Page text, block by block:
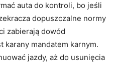
auta do kontroli, bo jeśli
dopuszczalne normy
zabierają dowód
mandatem karnym.
jazdy, aż do usunięcia